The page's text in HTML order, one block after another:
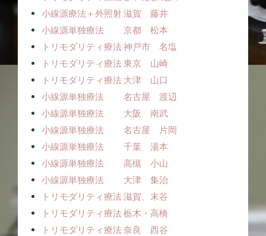
小線源療法＋外照射 滋賀 藤井
小線源単独療法 京都 松本
トリモダリティ療法 神戸市 名塩
トリモダリティ療法 東京 山崎
トリモダリティ療法 大津 山口
小線源単独療法 名古屋 渡辺
小線源単独療法 大阪 南武
小線源単独療法 名古屋 片岡
小線源単独療法 千葉 湯本
小線源単独療法 高槻 小山
小線源単独療法 大津 集治
トリモダリティ療法 滋賀、末谷
トリモダリティ療法 栃木・高橋
トリモダリティ療法 奈良 西谷